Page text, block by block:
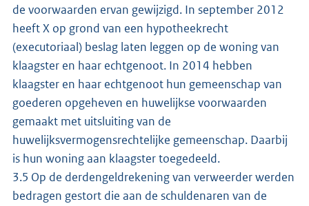
de voorwaarden ervan gewijzigd. In september 2012
heeft X op grond van een hypotheekrecht
(executoriaal) beslag laten leggen op de woning van
klaagster en haar echtgenoot. In 2014 hebben
klaagster en haar echtgenoot hun gemeenschap van
goederen opgeheven en huwelijkse voorwaarden
gemaakt met uitsluiting van de
huwelijksvermogensrechtelijke gemeenschap. Daarbij
is hun woning aan klaagster toegedeeld.
3.5 Op de derdengeldrekening van verweerder werden
bedragen gestort die aan de schuldenaren van de